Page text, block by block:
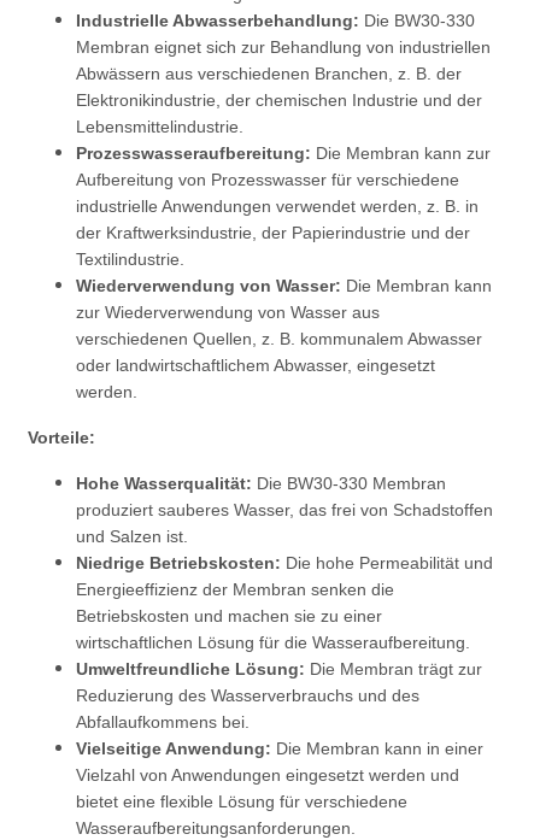
Industrielle Abwasserbehandlung: Die BW30-330
Membran eignet sich zur Behandlung von industriellen
Abwässern aus verschiedenen Branchen, z. B. der
Elektronikindustrie, der chemischen Industrie und der
Lebensmittelindustrie.
Prozesswasseraufbereitung: Die Membran kann zur
Aufbereitung von Prozesswasser für verschiedene
industrielle Anwendungen verwendet werden, z. B. in
der Kraftwerksindustrie, der Papierindustrie und der
Textilindustrie.
Wiederverwendung von Wasser: Die Membran kann
zur Wiederverwendung von Wasser aus
verschiedenen Quellen, z. B. kommunalem Abwasser
oder landwirtschaftlichem Abwasser, eingesetzt
werden.
Vorteile:
Hohe Wasserqualität: Die BW30-330 Membran
produziert sauberes Wasser, das frei von Schadstoffen
und Salzen ist.
Niedrige Betriebskosten: Die hohe Permeabilität und
Energieeffizienz der Membran senken die
Betriebskosten und machen sie zu einer
wirtschaftlichen Lösung für die Wasseraufbereitung.
Umweltfreundliche Lösung: Die Membran trägt zur
Reduzierung des Wasserverbrauchs und des
Abfallaufkommens bei.
Vielseitige Anwendung: Die Membran kann in einer
Vielzahl von Anwendungen eingesetzt werden und
bietet eine flexible Lösung für verschiedene
Wasseraufbereitungsanforderungen.